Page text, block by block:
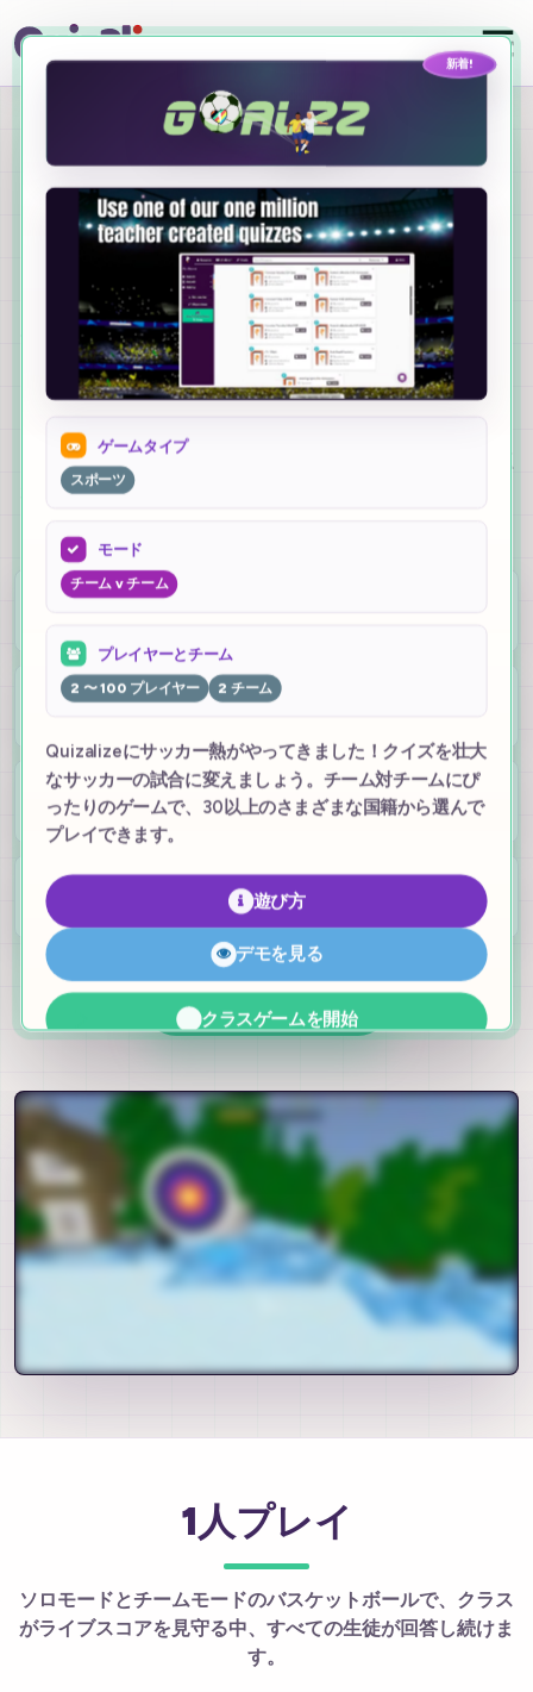
生徒が大好きなゲー
ムでクイズに命を吹
き込む
新しい Quizalize ゲー
ム
あらゆる評価を、定番のクイズとして実施すること
も、ブラウザベースの教室向けゲームスイートで忘
れられない体験に変えることもできます。インスト
4
2-10
チーム
100
プレイヤーをチームに分ける
無料で登録
1人プレイ
ソロモードとチームモードのバスケットボールで、クラス
がライブスコアを見守る中、すべての生徒が回答し続けま
す。
新着!
ゲームタイプ
スポーツ
モード
チーム v チーム
プレイヤーとチーム
2 〜 100 プレイヤー 2 チーム
Quizalizeにサッカー熱がやってきました！クイズを壮大
なサッカーの試合に変えましょう。チーム対チームにぴ
ったりのゲームで、30以上のさまざまな国籍から選んで
プレイできます。
遊び方
デモを見る
クラスゲームを開始